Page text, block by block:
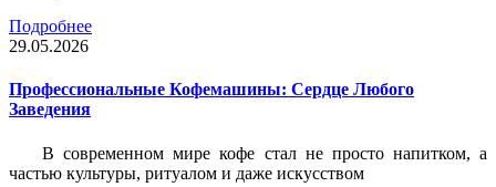
Подробнее
29.05.2026
Профессиональные Кофемашины: Сердце Любого
Заведения
В современном мире кофе стал не просто напитком, а
частью культуры, ритуалом и даже искусством